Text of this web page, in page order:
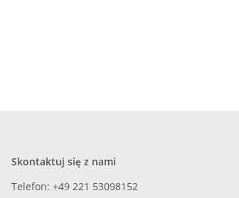
Skontaktuj się z nami
Telefon: +49 221 53098152